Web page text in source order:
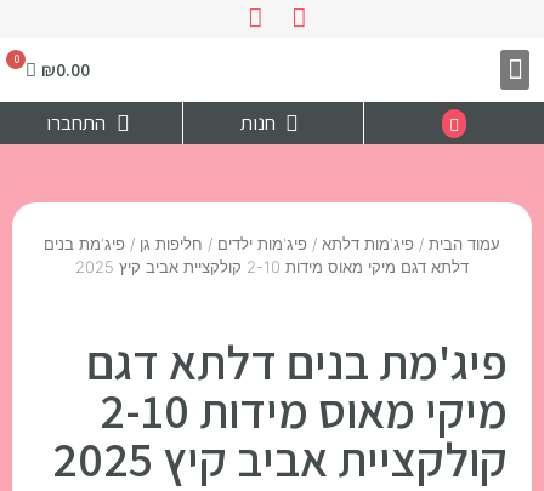
₪0.00
חנות התחברו
עמוד הבית / פיג'מות דלתא / פיג'מות ילדים / חליפות גן / פיג'מת בנים
דלתא דגם מיקי מאוס מידות 2-10 קולקציית אביב קיץ 2025
פיג'מת בנים דלתא דגם
מיקי מאוס מידות 2-10
קולקציית אביב קיץ 2025